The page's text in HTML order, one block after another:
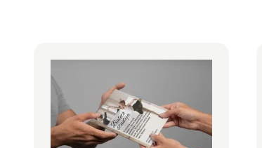
Standartinio dydžio skrajutės
Populiariausi formatai greitai ir efektyviai
komunikacijai.
Profesionali failų patikra įskaičiuota.
100 vnt. be PVM nuo € 12,80